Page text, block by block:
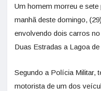
Um homem morreu e
manhã deste domingo,
envolvendo dois carros
Duas Estradas a Lagoa
Segundo a Polícia Militar,
motorista de um dos